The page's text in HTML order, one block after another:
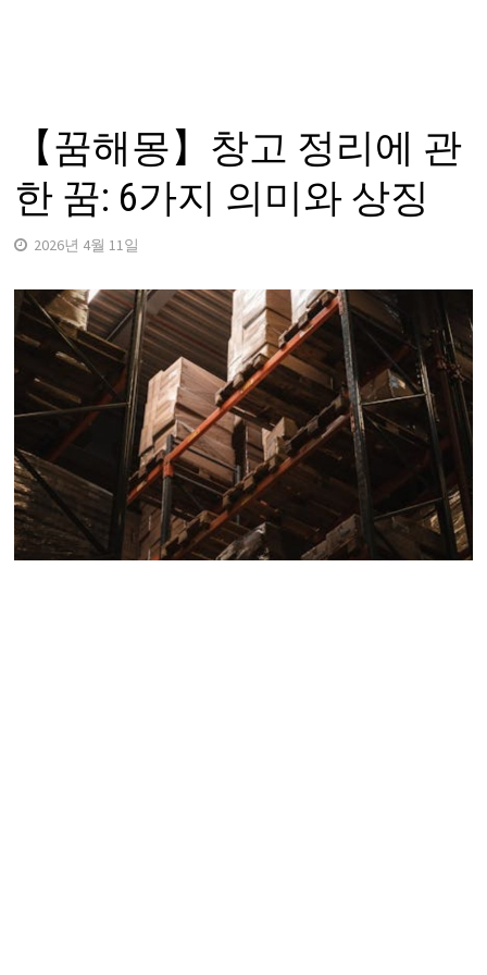
【꿈해몽】창고 정리에 관
한 꿈: 6가지 의미와 상징
2026년 4월 11일